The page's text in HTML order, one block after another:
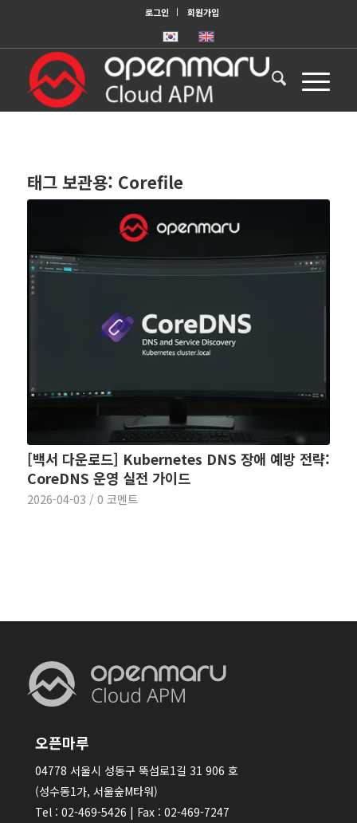
로그인 회원가입
태그 보관용: Corefile
[백서 다운로드] Kubernetes DNS 장애 예방 전략:
CoreDNS 운영 실전 가이드
2026-04-03 / 0 코멘트
오픈마루
04778 서울시 성동구 뚝섬로1길 31 906 호
(성수동1가, 서울숲M타워)
Tel : 02-469-5426 | Fax : 02-469-7247